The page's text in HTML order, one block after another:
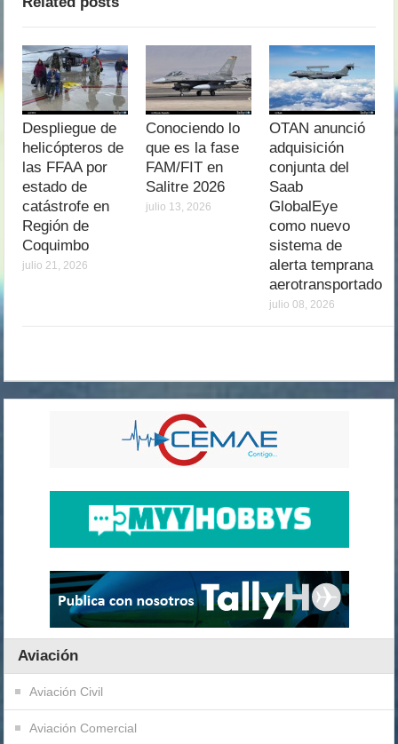
Despliegue de
helicópteros de
las FFAA por
estado de
catástrofe en
Región de
Coquimbo
julio 21, 2026
Conociendo lo
que es la fase
FAM/FIT en
Salitre 2026
julio 13, 2026
OTAN anunció
adquisición
conjunta del
Saab
GlobalEye
como nuevo
sistema de
alerta temprana
aerotransportado
julio 08, 2026
Aviación
Aviación Civil
Aviación Comercial